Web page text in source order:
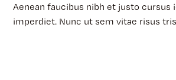
Aenean faucibus nibh et justo cursus
imperdiet. Nunc ut sem vitae risus